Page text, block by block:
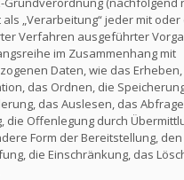
als „Verarbeitung“ jeder mit
Verfahren ausgeführter
im Zusammenhang mit
Daten, wie das
das Ordnen, die
das Auslesen, das
die Offenlegung durch
Form der Bereitstellung,
die Einschränkung, das